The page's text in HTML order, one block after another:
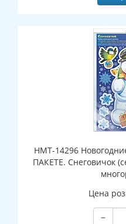
НМТ-14296
ПАКЕТЕ. Снеговичок
Цена
−